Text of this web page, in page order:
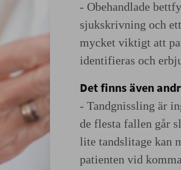
- Obehandlade
sjukskrivning och
mycket viktigt att
identifieras och
Det finns även
- Tandgnissling är
de flesta fallen går
lite tandslitage kan
patienten vid